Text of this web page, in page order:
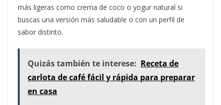
más ligeras como crema de coco o yogur natural si
buscas una versión más saludable o con un perfil de
sabor distinto.
Quizás también te interese: Receta de
carlota de café fácil y rápida para preparar
en casa